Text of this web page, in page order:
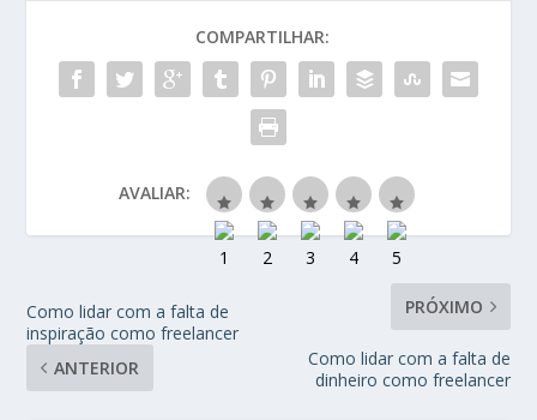
COMPARTILHAR:
AVALIAR:
Como lidar com a falta de
inspiração como freelancer
ANTERIOR
PRÓXIMO
Como lidar com a falta de
dinheiro como freelancer